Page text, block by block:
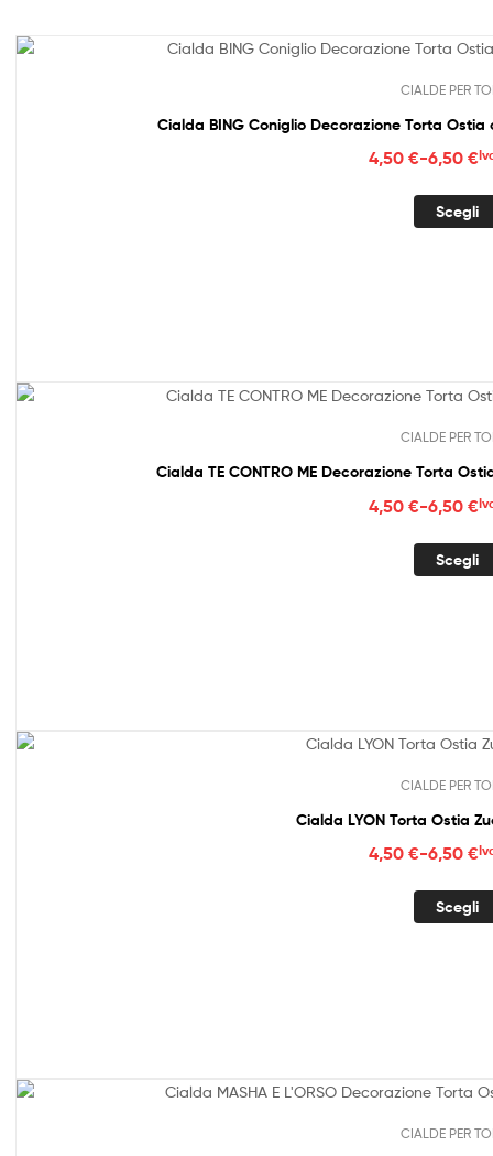
CIALDE PER
Cialda BING Coniglio Decorazione Torta Ostia
4,50 €-6,50 €
Scegli
CIALDE PER
Cialda TE CONTRO ME Decorazione Torta
4,50 €-6,50 €
Scegli
CIALDE PER
Cialda LYON Torta Ostia
4,50 €-6,50 €
Scegli
CIALDE PER